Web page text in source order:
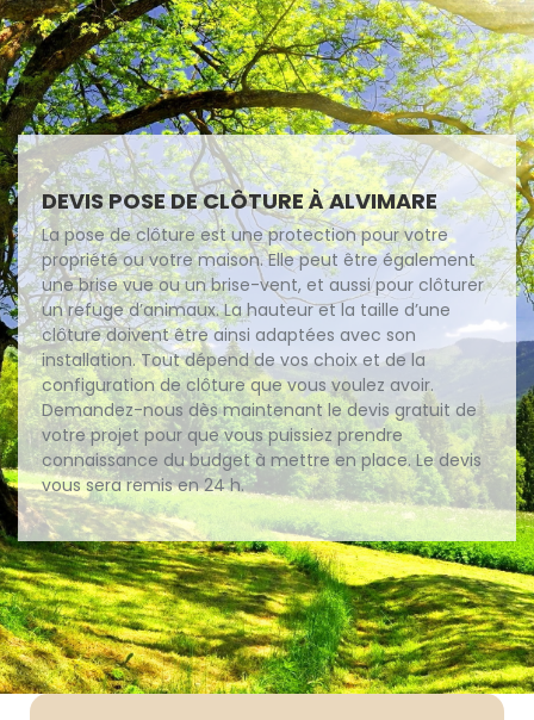
DEVIS POSE DE CLÔTURE À ALVIMARE
La pose de clôture est une protection pour votre
propriété ou votre maison. Elle peut être également
une brise vue ou un brise-vent, et aussi pour clôturer
un refuge d’animaux. La hauteur et la taille d’une
clôture doivent être ainsi adaptées avec son
installation. Tout dépend de vos choix et de la
configuration de clôture que vous voulez avoir.
Demandez-nous dès maintenant le devis gratuit de
votre projet pour que vous puissiez prendre
connaissance du budget à mettre en place. Le devis
vous sera remis en 24 h.